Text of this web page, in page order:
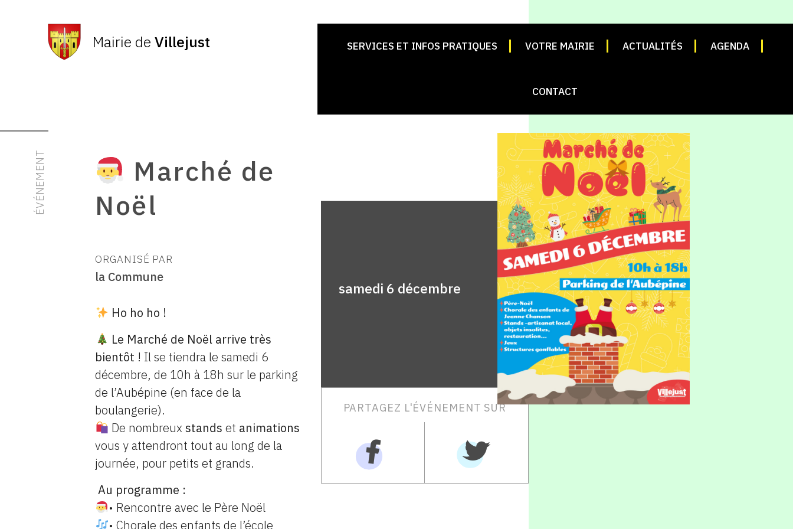
Mairie de Villejust SERVICES ET INFOS PRATIQUES VOTRE MAIRIE ACTUALITÉS AGENDA
CONTACT
ÉVÉNEMENT
Marché de
Noël
ORGANISÉ PAR
la Commune
Ho ho ho !
Le Marché de Noël arrive très
bientôt ! Il se tiendra le samedi 6
décembre, de 10h à 18h sur le parking
de l’Aubépine (en face de la
boulangerie).
De nombreuxstandset animations
vous y attendront tout au long de la
journée, pour petits et grands.
Au programme :
• Rencontre avec le Père Noël
• Chorale des enfants de l’école
samedi 6 décembre
PARTAGEZ L'ÉVÉNEMENT SUR